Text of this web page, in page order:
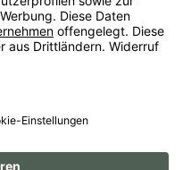
zzgl.
Datenschutz